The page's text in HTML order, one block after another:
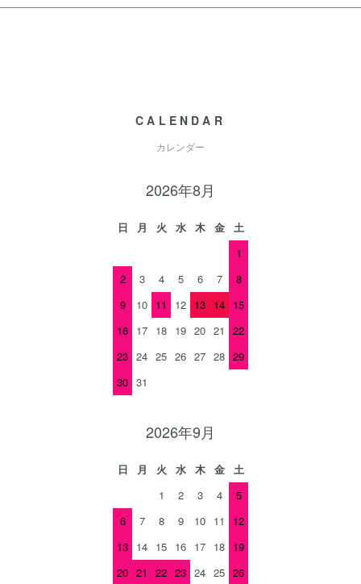
CALENDAR
カレンダー
2026年8月
日 月 火 水 木 金
土
1
2
3 4 5 6 7
8
9
10 11 12 13 14 15
16 17 18 19 20 21
22
23 24 25 26 27 28 29
30 31
2026年9月
日 月 火 水 木 金
土
1
2 3 4
5
6
7 8 9 10 11
12
13 14 15 16 17 18 19
20 21 22 23 24 25 26